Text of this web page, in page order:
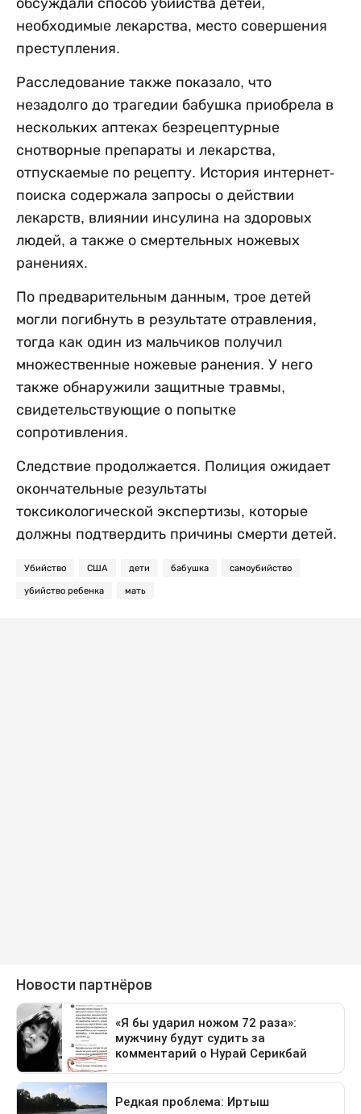
обсуждали способ убийства детей,
необходимые лекарства, место совершения
преступления.
Расследование также показало, что
незадолго до трагедии бабушка приобрела в
нескольких аптеках безрецептурные
снотворные препараты и лекарства,
отпускаемые по рецепту. История интернет-
поиска содержала запросы о действии
лекарств, влиянии инсулина на здоровых
людей, а также о смертельных ножевых
ранениях.
По предварительным данным, трое детей
могли погибнуть в результате отравления,
тогда как один из мальчиков получил
множественные ножевые ранения. У него
также обнаружили защитные травмы,
свидетельствующие о попытке
сопротивления.
Следствие продолжается. Полиция ожидает
окончательные результаты
токсикологической экспертизы, которые
должны подтвердить причины смерти детей.
Убийство США дети бабушка самоубийство
убийство ребенка мать